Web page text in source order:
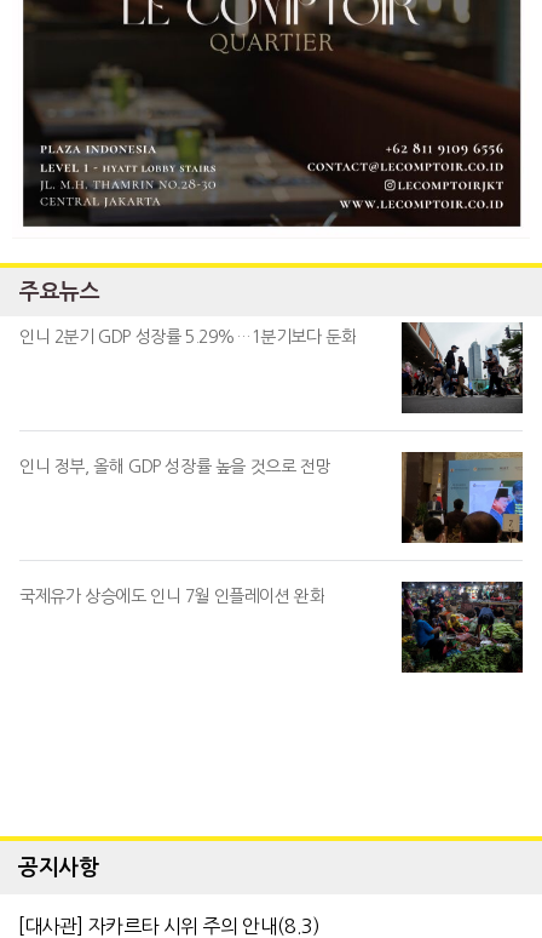
주요뉴스
인니 2분기 GDP 성장률 5.29%…1분기보다 둔화
인니 정부, 올해 GDP 성장률 높을 것으로 전망
국제유가 상승에도 인니 7월 인플레이션 완화
공지사항
[대사관] 자카르타 시위 주의 안내(8.3)